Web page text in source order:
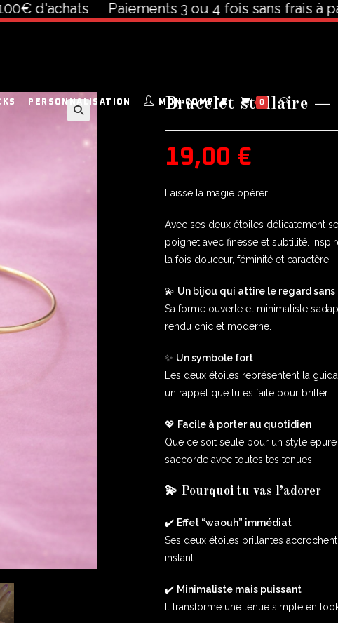
Paiements 3 ou 4 fois sans frais à partir
PERSONNALISATION MON COMPTE 0
Bracelet stellaire —
19,00 €
Laisse la magie opérer.
Avec ses deux étoiles délicatement
poignet avec finesse et subtilité.
la fois douceur, féminité et caractère.
💫 Un bijou qui attire le regard
Sa forme ouverte et minimaliste
rendu chic et moderne.
✨ Un symbole fort
Les deux étoiles représentent la
un rappel que tu es faite pour briller.
💖 Facile à porter au quotidien
Que ce soit seule pour un style
s’accorde avec toutes tes tenues.
💫 Pourquoi tu vas l’adorer
✔️ Effet “waouh” immédiat
Ses deux étoiles brillantes
instant.
✔️ Minimaliste mais puissant
Il transforme une tenue simple en